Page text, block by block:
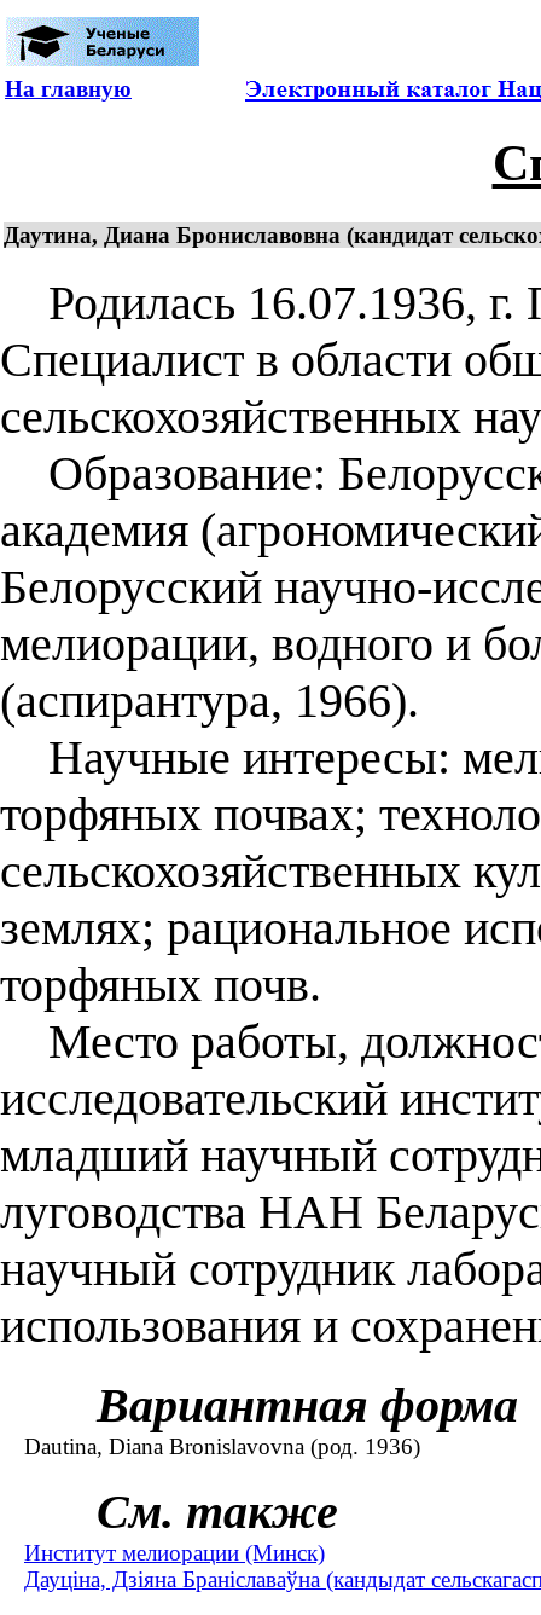
На главную
Даутина, Диана Брониславовна (кандидат
Родилась 16.07.1936, г.
Специалист в области
сельскохозяйственных
Образование:
академия
Белорусский научно-
мелиорации, водного и
(аспирантура, 1966).
Научные интересы:
торфяных почвах;
сельскохозяйственных
землях; рациональное
торфяных почв.
Место работы,
исследовательский
младший научный
луговодства НАН
научный сотрудник
использования и
Вариантная форма
Dautina, Diana Bronislavovna (род. 1936)
См. также
Институт мелиорации (Минск)
Дауціна, Дзіяна Браніславаўна (кандыдат